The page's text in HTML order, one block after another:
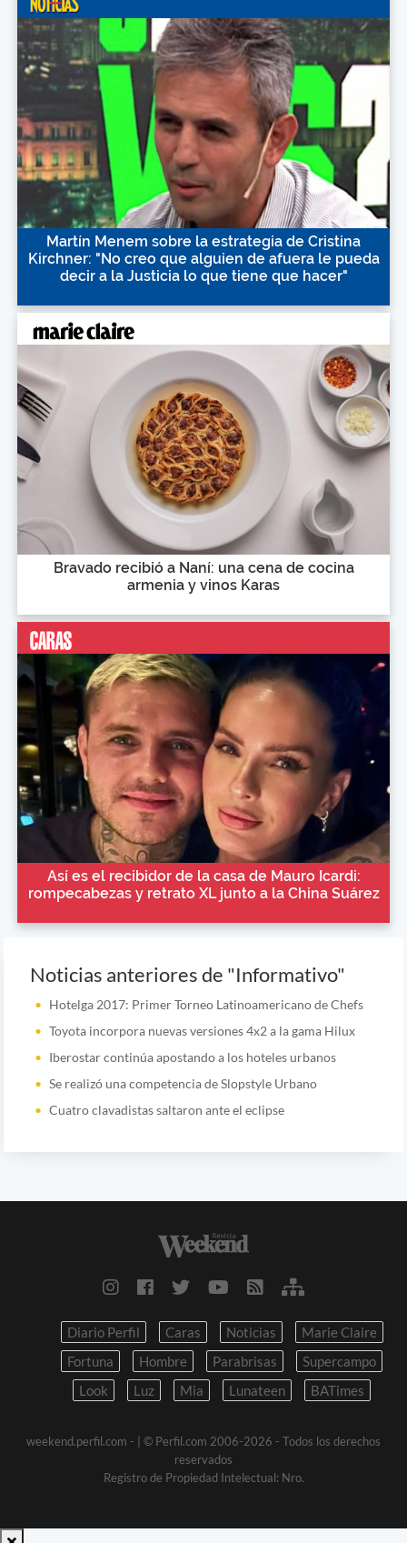
Martín Menem sobre la estrategia de Cristina
Kirchner: "No creo que alguien de afuera le pueda
decir a la Justicia lo que tiene que hacer"
Bravado recibió a Naní: una cena de cocina
armenia y vinos Karas
Así es el recibidor de la casa de Mauro Icardi:
rompecabezas y retrato XL junto a la China Suárez
Noticias anteriores de "Informativo"
Hotelga 2017: Primer Torneo Latinoamericano de Chefs
Toyota incorpora nuevas versiones 4x2 a la gama Hilux
Iberostar continúa apostando a los hoteles urbanos
Se realizó una competencia de Slopstyle Urbano
Cuatro clavadistas saltaron ante el eclipse
Diario Perfil Caras Noticias
Marie Claire
Fortuna
Hombre Parabrisas
Supercampo
Look
Luz Mia Lunateen BATimes
weekend.perfil.com -
| © Perfil.com 2006-2026 - Todos los derechos
reservados
Registro de Propiedad Intelectual: Nro.